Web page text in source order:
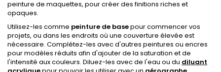
peinture de maquettes, pour créer des finitions riches et
opaques.
Utilisez-les comme peinture de basepour commencer vos
projets, ou dans les endroits où une couverture élevée est
nécessaire. Complétez-les avec d'autres peintures ou encres
pour modèles réduits afin d'ajouter de la saturation et de
l'intensité aux couleurs. Diluez-les avec de l'eau ou du diluant